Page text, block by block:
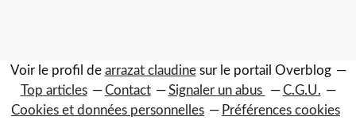
Voir le profil de arrazat claudinesur le portail Overblog
Top articles
Contact Signaler un abus
C.G.U.
Cookies et données personnelles
Préférences cookies